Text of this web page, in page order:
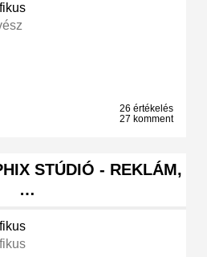
26 értékelés
27 komment
STÚDIÓ - REKLÁM,
…